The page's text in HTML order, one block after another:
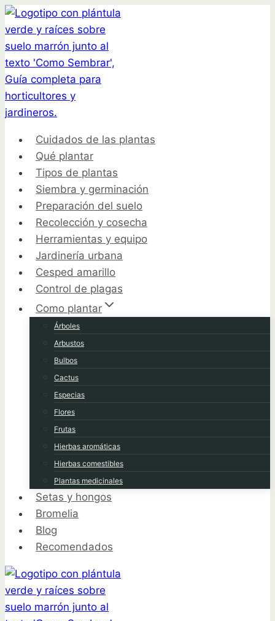
Saltar
al
contenido
Cuidados de las plantas
Qué plantar
Tipos de plantas
Siembra y germinación
Preparación del suelo
Recolección y cosecha
Herramientas y equipo
Jardinería urbana
Cesped amarillo
Control de plagas
Como plantar
Árboles
Arbustos
Bulbos
Cactus
Especias
Flores
Frutas
Hierbas aromáticas
Hierbas comestibles
Plantas medicinales
Setas y hongos
Bromelia
Blog
Recomendados